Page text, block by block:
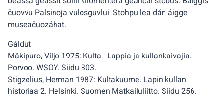
čuovvu Palsinoja vulosguvlui. Stohpu lea dán áigge
museačuozáhat.
Gáldut
Mäkipuro, Viljo 1975: Kulta - Lappia ja kullankaivajia.
Porvoo. WSOY. Siidu 303.
Stigzelius, Herman 1987: Kultakuume. Lapin kullan
historiaa 2. Helsinki. Suomen Matkailuliitto. Siidu 256.